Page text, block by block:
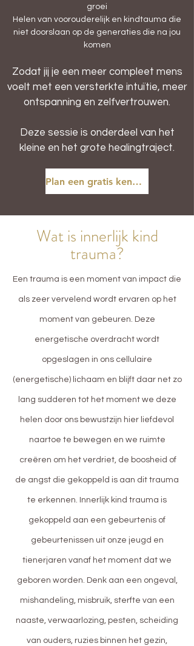
groei
Helen van voorouderelijk en kindtauma die
niet doorslaan op de generaties die na jou
komen
Zodat jij je een meer compleet mens
voelt met een versterkte intuïtie, meer
ontspanning en zelfvertrouwen.
Deze sessie is onderdeel van het
kleine en het grote healingtraject.
Plan een gratis kennismaking & adviesgesprek in
Wat is innerlijk kind
trauma?
Een trauma is een moment van impact die
als zeer vervelend wordt ervaren op het
moment van gebeuren. Deze
energetische overdracht wordt
opgeslagen in ons cellulaire
(energetische) lichaam en blijft daar net zo
lang sudderen tot het moment we deze
helen door ons bewustzijn hier liefdevol
naartoe te bewegen en we ruimte
creëren om het verdriet, de boosheid of
de angst die gekoppeld is aan dit trauma
te erkennen. Innerlijk kind trauma is
gekoppeld aan een gebeurtenis of
gebeurtenissen uit onze jeugd en
tienerjaren vanaf het moment dat we
geboren worden. Denk aan een ongeval,
mishandeling, misbruik, sterfte van een
naaste, verwaarlozing, pesten, scheiding
van ouders, ruzies binnen het gezin,